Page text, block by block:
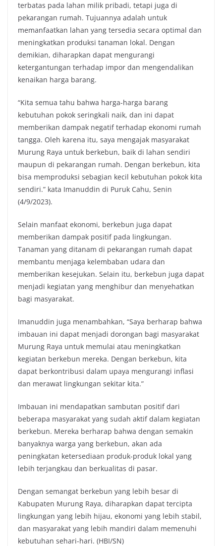
terbatas pada lahan milik pribadi, tetapi juga di
pekarangan rumah. Tujuannya adalah untuk
memanfaatkan lahan yang tersedia secara optimal dan
meningkatkan produksi tanaman lokal. Dengan
demikian, diharapkan dapat mengurangi
ketergantungan terhadap impor dan mengendalikan
kenaikan harga barang.
“Kita semua tahu bahwa harga-harga barang
kebutuhan pokok seringkali naik, dan ini dapat
memberikan dampak negatif terhadap ekonomi rumah
tangga. Oleh karena itu, saya mengajak masyarakat
Murung Raya untuk berkebun, baik di lahan sendiri
maupun di pekarangan rumah. Dengan berkebun, kita
bisa memproduksi sebagian kecil kebutuhan pokok kita
sendiri.” kata Imanuddin di Puruk Cahu, Senin
(4/9/2023).
Selain manfaat ekonomi, berkebun juga dapat
memberikan dampak positif pada lingkungan.
Tanaman yang ditanam di pekarangan rumah dapat
membantu menjaga kelembaban udara dan
memberikan kesejukan. Selain itu, berkebun juga dapat
menjadi kegiatan yang menghibur dan menyehatkan
bagi masyarakat.
Imanuddin juga menambahkan, “Saya berharap bahwa
imbauan ini dapat menjadi dorongan bagi masyarakat
Murung Raya untuk memulai atau meningkatkan
kegiatan berkebun mereka. Dengan berkebun, kita
dapat berkontribusi dalam upaya mengurangi inflasi
dan merawat lingkungan sekitar kita.”
Imbauan ini mendapatkan sambutan positif dari
beberapa masyarakat yang sudah aktif dalam kegiatan
berkebun. Mereka berharap bahwa dengan semakin
banyaknya warga yang berkebun, akan ada
peningkatan ketersediaan produk-produk lokal yang
lebih terjangkau dan berkualitas di pasar.
Dengan semangat berkebun yang lebih besar di
Kabupaten Murung Raya, diharapkan dapat tercipta
lingkungan yang lebih hijau, ekonomi yang lebih stabil,
dan masyarakat yang lebih mandiri dalam memenuhi
kebutuhan sehari-hari. (HBI/SN)